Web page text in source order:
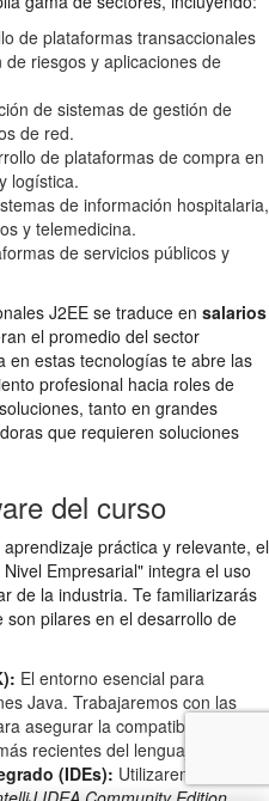
de plataformas transaccionales
riesgos y aplicaciones de
de sistemas de gestión de
de red.
de plataformas de compra en
logística.
de información hospitalaria,
y telemedicina.
de servicios públicos y
J2EE se traduce en salarios
el promedio del sector
en estas tecnologías te abre las
profesional hacia roles de
tanto en grandes
que requieren soluciones
del curso
práctica y relevante, el
Empresarial" integra el uso
de la industria. Te familiarizarás
pilares en el desarrollo de
El entorno esencial para
Java. Trabajaremos con las
asegurar la compatibilidad y el
recientes del lenguaje.
(IDEs): Utilizaremos IDEs